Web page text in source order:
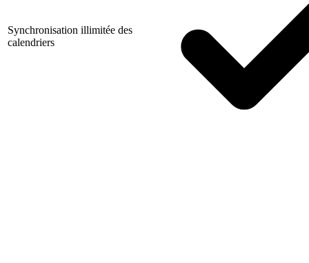
Synchronisation illimitée des
calendriers